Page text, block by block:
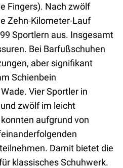
Fingers). Nach zwölf
Zehn-Kilometer-Lauf
Sportlern aus. Insgesamt
Bei Barfußschuhen
aber signifikant
Schienbein
Vier Sportler in
zwölf im leicht
aufgrund von
Damit bietet die
klassisches Schuhwerk.